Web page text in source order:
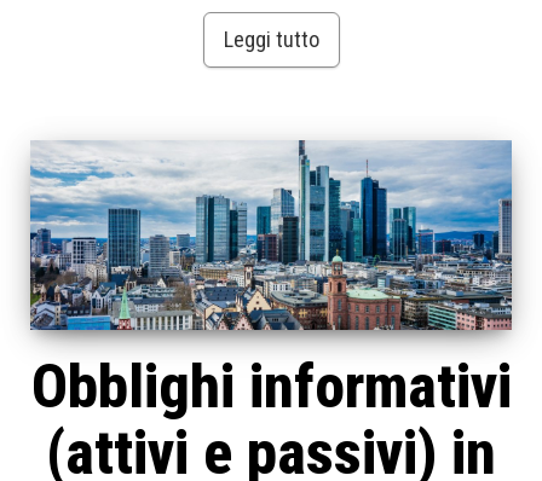
Leggi tutto
Obblighi informativi
(attivi e passivi) in